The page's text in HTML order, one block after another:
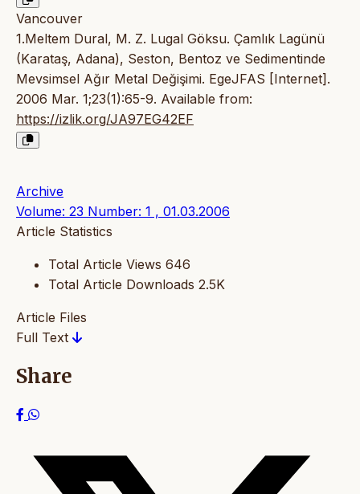
Vancouver
1.Meltem Dural, M. Z. Lugal Göksu. Çamlık Lagünü
(Karataş, Adana), Seston, Bentoz ve Sedimentinde
Mevsimsel Ağır Metal Değişimi. EgeJFAS [Internet].
2006 Mar. 1;23(1):65-9. Available from:
https://izlik.org/JA97EG42EF
Archive
Volume: 23 Number: 1 , 01.03.2006
Article Statistics
Total Article Views 646
Total Article Downloads 2.5K
Article Files
Full Text
Share